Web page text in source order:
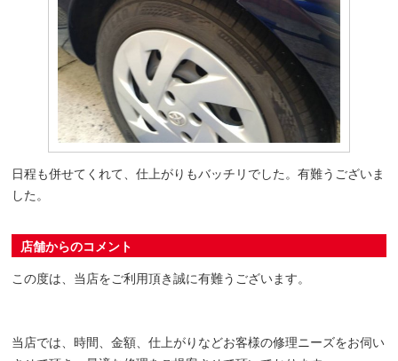
日程も併せてくれて、仕上がりもバッチリでした。有難うございま
した。
店舗からのコメント
この度は、当店をご利用頂き誠に有難うございます。
当店では、時間、金額、仕上がりなどお客様の修理ニーズをお伺い